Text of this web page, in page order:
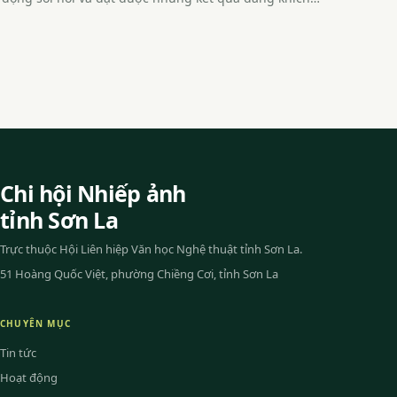
Chi hội Nhiếp ảnh
tỉnh Sơn La
Trực thuộc Hội Liên hiệp Văn học Nghệ thuật tỉnh Sơn La.
51 Hoàng Quốc Việt, phường Chiềng Cơi, tỉnh Sơn La
CHUYÊN MỤC
Tin tức
Hoạt động